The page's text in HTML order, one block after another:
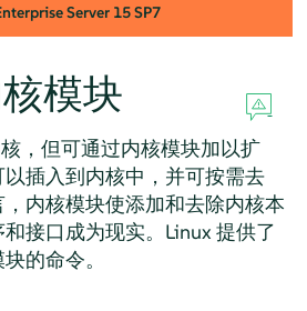
Server 15 SP7
模块
，但可通过内核模块加以扩
插入到内核中，并可按需去
内核模块使添加和去除内核本
接口成为现实。Linux 提供了
的命令。